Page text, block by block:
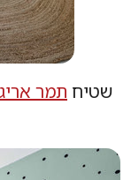
תמר אריגה גסה 01